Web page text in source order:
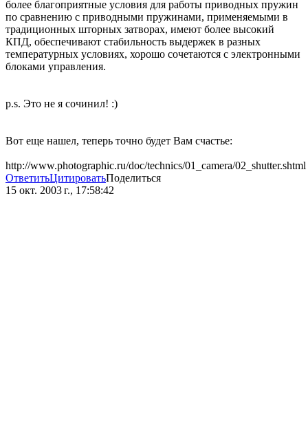
более благоприятные условия для работы приводных пружин
по сравнению с приводными пружинами, применяемыми в
традиционных шторных затворах, имеют более высокий
КПД, обеспечивают стабильность выдержек в разных
температурных условиях, хорошо сочетаются с электронными
блоками управления.
p.s. Это не я сочинил! :)
Вот еще нашел, теперь точно будет Вам счастье:
http://www.photographic.ru/doc/technics/01_camera/02_shutter.shtml
ОтветитьЦитироватьПоделиться
15 окт. 2003 г., 17:58:42